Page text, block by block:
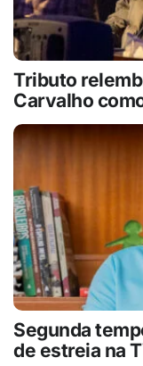
Tributo
Carvalho
Segunda
de estreia na